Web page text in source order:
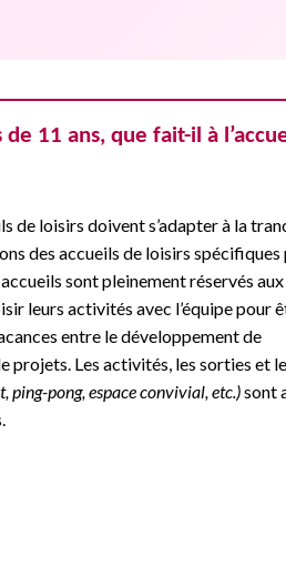
11 ans, que fait-il à
de loisirs doivent s’adapter à la
des accueils de loisirs spécifiques
sont pleinement réservés
leurs activités avec l’équipe pour
entre le développement de
projets. Les activités, les sorties et le
ping-pong, espace convivial, etc.)sont